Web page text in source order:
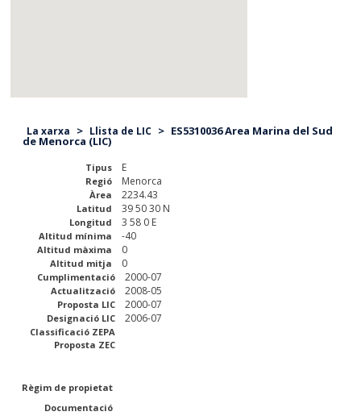
La xarxa > Llista de LIC > ES5310036 Area Marina del Sud
de Menorca (LIC)
Tipus E
Regió Menorca
Àrea 2234.43
Latitud 39 50 30 N
Longitud 3 58 0 E
Altitud mínima -40
Altitud màxima 0
Altitud mitja 0
Cumplimentació 2000-07
Actualització 2008-05
Proposta LIC 2000-07
Designació LIC 2006-07
Classificació ZEPA
Proposta ZEC
Règim de propietat
Documentació